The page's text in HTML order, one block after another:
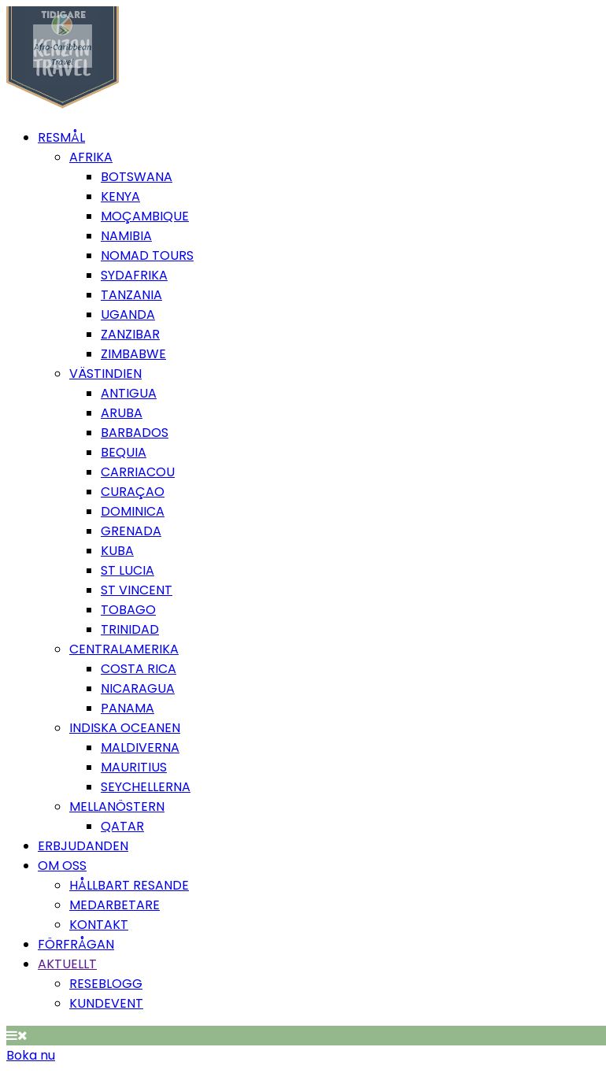
RESMÅL
AFRIKA
BOTSWANA
KENYA
MOÇAMBIQUE
NAMIBIA
NOMAD TOURS
SYDAFRIKA
TANZANIA
UGANDA
ZANZIBAR
ZIMBABWE
VÄSTINDIEN
ANTIGUA
ARUBA
BARBADOS
BEQUIA
CARRIACOU
CURAÇAO
DOMINICA
GRENADA
KUBA
ST LUCIA
ST VINCENT
TOBAGO
TRINIDAD
CENTRALAMERIKA
COSTA RICA
NICARAGUA
PANAMA
INDISKA OCEANEN
MALDIVERNA
MAURITIUS
SEYCHELLERNA
MELLANÖSTERN
QATAR
ERBJUDANDEN
OM OSS
HÅLLBART RESANDE
MEDARBETARE
KONTAKT
FÖRFRÅGAN
AKTUELLT
RESEBLOGG
KUNDEVENT
Boka nu